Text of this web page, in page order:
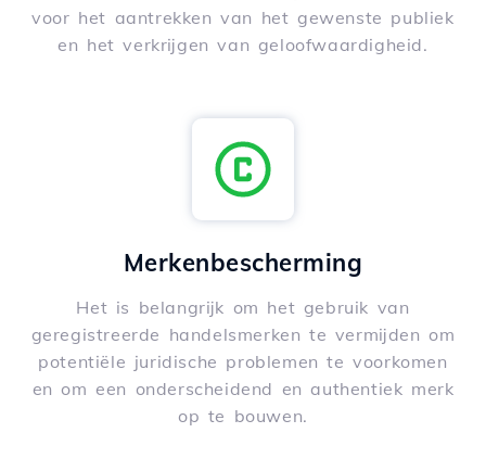
voor het aantrekken van het gewenste publiek
en het verkrijgen van geloofwaardigheid.
Merkenbescherming
Het is belangrijk om het gebruik van
geregistreerde handelsmerken te vermijden om
potentiële juridische problemen te voorkomen
en om een onderscheidend en authentiek merk
op te bouwen.